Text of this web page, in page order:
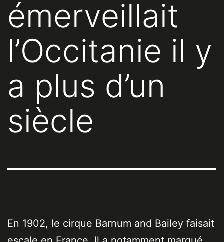
émerveillait
l’Occitanie il y
a plus d’un
siècle
En 1902, le cirque Barnum and Bailey faisait